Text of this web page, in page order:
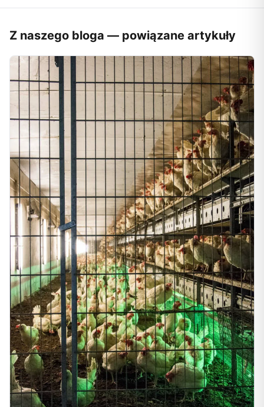
Z naszego bloga — powiązane artykuły